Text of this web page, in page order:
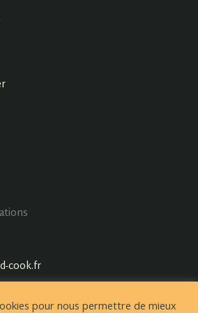
cook.fr
pour nous permettre de mieux